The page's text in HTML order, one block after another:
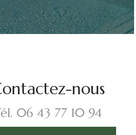
nous
06 43 77 10 94